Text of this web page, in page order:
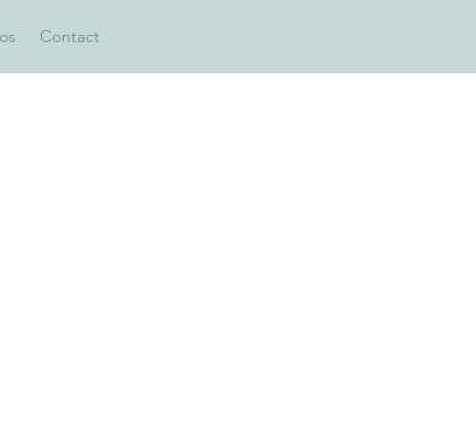
Contact